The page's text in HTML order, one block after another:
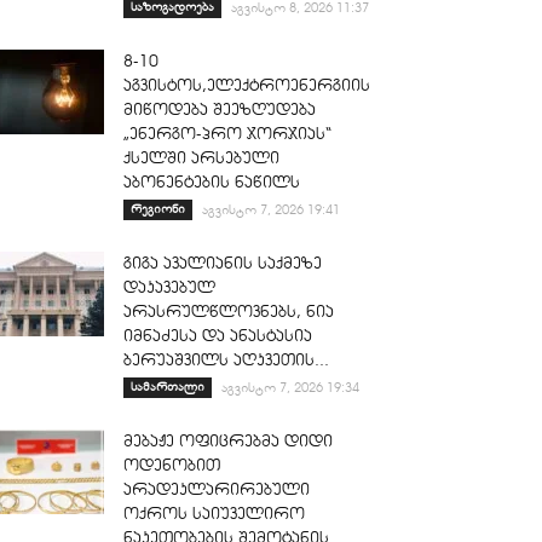
საზოგადოება აგვისტო 8, 2026 11:37
8-10
აგვისტოს,ელექტროენერგიის
მიწოდება შეეზღუდება
„ენერგო-პრო ჯორჯიას“
ქსელში არსებული
აბონენტების ნაწილს
რეგიონი აგვისტო 7, 2026 19:41
გიგა ავალიანის საქმეზე
დაკავებულ
არასრულწლოვნებს, ნია
იმნაძესა და ანასტასია
ბერუაშვილს აღკვეთის...
სამართალი აგვისტო 7, 2026 19:34
მებაჟე ოფიცრებმა დიდი
ოდენობით
არადეკლარირებული
ოქროს საიუველირო
ნაკეთობების შემოტანის